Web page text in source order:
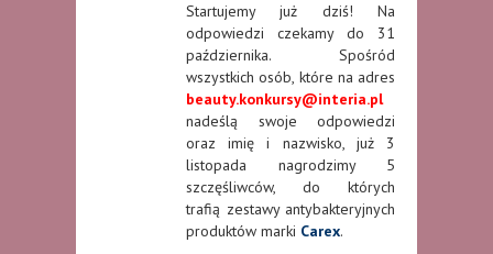
Startujemy już dziś! Na
odpowiedzi czekamy do 31
października. Spośród
wszystkich osób, które na adres
beauty.konkursy@interia.pl
nadeślą swoje odpowiedzi
oraz imię i nazwisko, już 3
listopada nagrodzimy 5
szczęśliwców, do których
trafią zestawy antybakteryjnych
produktów marki Carex.